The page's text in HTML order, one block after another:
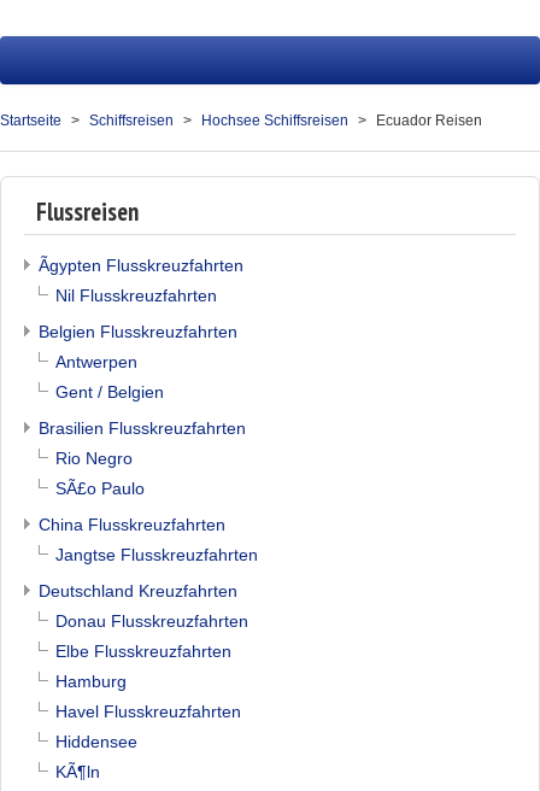
Hochsee
Service
Presse
Über uns
Startseite Schiffsreisen Hochsee Schiffsreisen Ecuador Reisen
Flussreisen
Ãgypten Flusskreuzfahrten
Nil Flusskreuzfahrten
Belgien Flusskreuzfahrten
Antwerpen
Gent / Belgien
Brasilien Flusskreuzfahrten
Rio Negro
SÃ£o Paulo
China Flusskreuzfahrten
Jangtse Flusskreuzfahrten
Deutschland Kreuzfahrten
Donau Flusskreuzfahrten
Elbe Flusskreuzfahrten
Hamburg
Havel Flusskreuzfahrten
Hiddensee
KÃ¶ln